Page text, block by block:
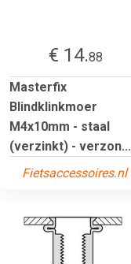
€ 14.88
Masterfix
Blindklinkmoer
M4x10mm - staal
(verzinkt) - verzon...
Fietsaccessoires.nl